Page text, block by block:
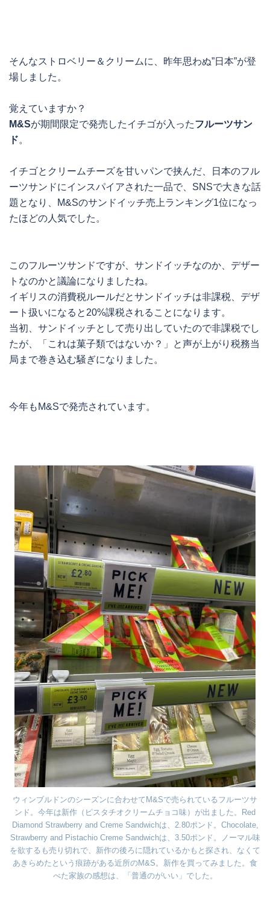
そんなストロベリー＆クリームに、昨年思わぬ”日本”が登
場しました。
覚えていますか？
M&Sが期間限定で発売したイチゴが入ったフルーツサン
ド。
イチゴとクリームチーズを甘いパンで挟んだ、日本のフル
ーツサンドにインスパイアされた一品で、SNSで大きな話
題となり、M&Sのサンドイッチ売上ランキング1位になっ
たほどの人気でした。
このフルーツサンドですが、サンドイッチなのか、デザー
トなのかと議論になりましたね。
イギリスの消費税ルールだとサンドイッチは非課税、デザ
ート扱いになると20%課税されることになります。
当初、サンドイッチとして売り出していたので非課税でし
たが、「これは菓子類ではないか？」と声が上がり税務当
局まで巻き込む騒ぎになりました。
今年もM&Sで発売されています。
ウィンブルドンのシーズンに合わせてM&Sで売られているフルーツサ
ンド。今年は新作（ピスタチオクリームチョコ味）が出ました。Red
Diamond Strawberry and Creme Sandwichは、2.80ポンド。Chocolate,
Strawberry and Pistachio Creme Sandwichは、3.50ポンド。ノーマル味
を欲するも売り切れで、新作の後ろに隠れているかもと探され、なくて
あきらめたという痕跡がある近所のM&S。新作を買ってみました。食
べた家族の感想は、「普通のがいい」でした。